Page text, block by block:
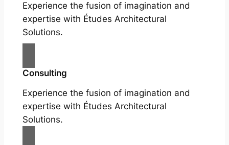
Experience the fusion of imagination and
expertise with Études Architectural
Solutions.
Consulting
Experience the fusion of imagination and
expertise with Études Architectural
Solutions.